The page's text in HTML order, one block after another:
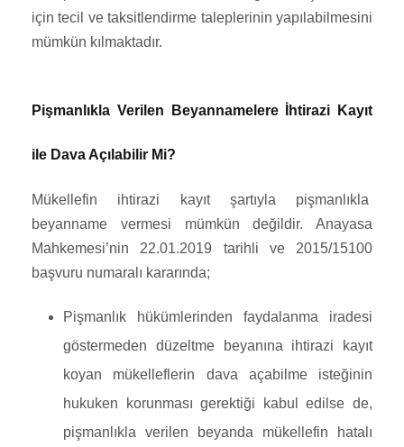
için tecil ve taksitlendirme taleplerinin yapılabilmesini
mümkün kılmaktadır.
Pişmanlıkla Verilen Beyannamelere İhtirazi Kayıt
ile Dava Açılabilir Mi?
Mükellefin ihtirazi kayıt şartıyla pişmanlıkla
beyanname vermesi mümkün değildir. Anayasa
Mahkemesi’nin 22.01.2019 tarihli ve 2015/15100
başvuru numaralı kararında;
Pişmanlık hükümlerinden faydalanma iradesi
göstermeden düzeltme beyanına ihtirazi kayıt
koyan mükelleflerin dava açabilme isteğinin
hukuken korunması gerektiği kabul edilse de,
pişmanlıkla verilen beyanda mükellefin hatalı